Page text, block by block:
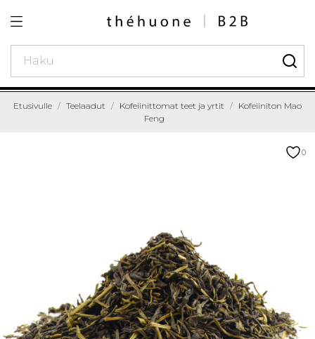
Etusivulle Teelaadut Kofeiinittomat teet ja yrtit
Kofeiiniton Mao
Feng
0